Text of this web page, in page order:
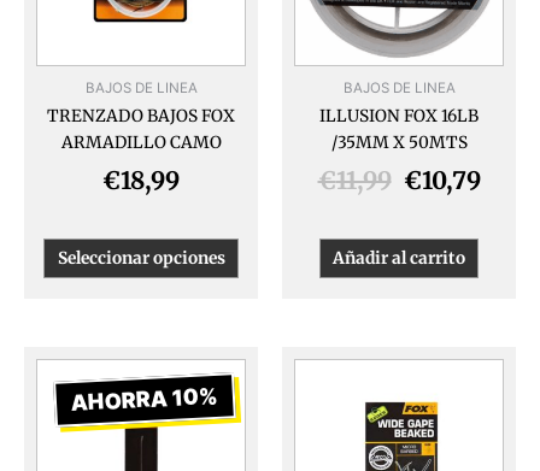
BAJOS DE LINEA
TRENZADO BAJOS FOX
ARMADILLO CAMO
€18,99
Seleccionar opciones
pueden
BAJOS DE LINEA
ILLUSION FOX 16LB
/35MM X 50MTS
€11,99 €10,79
Añadir al carrito
AHORRA 10%
El
precio
original
El
precio
actual
Este